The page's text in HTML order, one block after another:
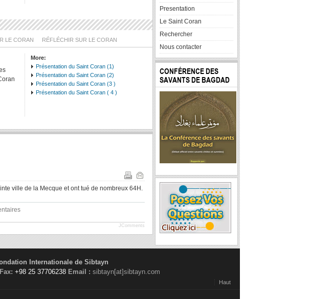
LE CORAN RÉFLÉCHIR SUR LE CORAN
More:
Présentation du Saint Coran (1)
Présentation du Saint Coran (2)
Présentation du Saint Coran (3 )
Présentation du Saint Coran ( 4 )
ville de la Mecque et ont tué de nombreux 64H.
JComments
Presentation
Le Saint Coran
Rechercher
Nous contacter
CONFÉRENCE DES
SAVANTS DE BAGDAD
Internationale de Sibtayn
Fax: +98 25 37706238 Email : sibtayn[at]sibtayn.com
Haut